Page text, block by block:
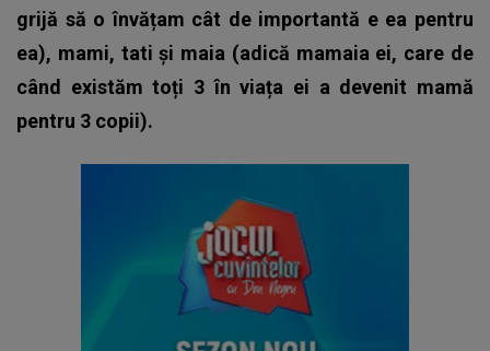
grijă să o învățam cât de importantă e ea pentru
ea), mami, tati și maia (adică mamaia ei, care de
când existăm toți 3 în viața ei a devenit mamă
pentru 3 copii).